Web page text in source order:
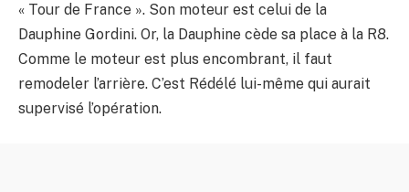
« Tour de France ». Son moteur est celui de la
Dauphine Gordini. Or, la Dauphine cède sa place à la R8.
Comme le moteur est plus encombrant, il faut
remodeler l’arrière. C’est Rédélé lui-même qui aurait
supervisé l’opération.